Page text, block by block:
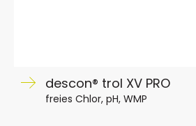
descon® trol XV PRO
freies Chlor, pH, WMP